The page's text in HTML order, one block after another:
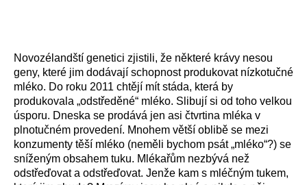
Novozélandští genetici zjistili, že některé krávy nesou
geny, které jim dodávají schopnost produkovat nízkotučné
mléko. Do roku 2011 chtějí mít stáda, která by
produkovala „odstředěné“ mléko. Slibují si od toho velkou
úsporu. Dneska se prodává jen asi čtvrtina mléka v
plnotučném provedení. Mnohem větší oblibě se mezi
konzumenty těší mléko (neměli bychom psát „mléko“?) se
sníženým obsahem tuku. Mlékařům nezbývá než
odstřeďovat a odstřeďovat. Jenže kam s mléčným tukem,